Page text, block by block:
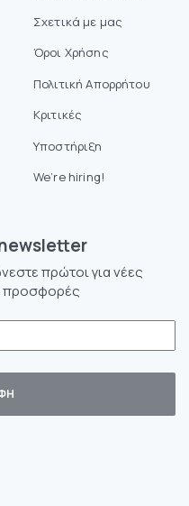
Σχετικά με μας
Όροι Χρήσης
Πολιτική Απορρήτου
Κριτικές
Υποστήριξη
We’re hiring!
πρώτοι για νέες
προσφορές